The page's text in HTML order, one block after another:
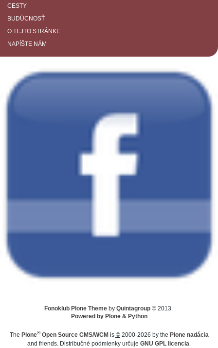
CESTY
BUDÚCNOSŤ
O TEJTO STRÁNKE
NAPÍŠTE NÁM
Fonoklub Plone Themeby Quintagroup© 2013.
Powered by Plone & Python
The Plone®Open Source CMS/WCM is ©2000-2026 by the Plone nadácia
and friends. Distribučné podmienky určuje GNU GPL licencia.